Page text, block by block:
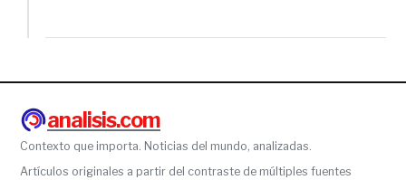
analisis.com
Contexto que importa. Noticias del mundo, analizadas.
Artículos originales a partir del contraste de múltiples fuentes